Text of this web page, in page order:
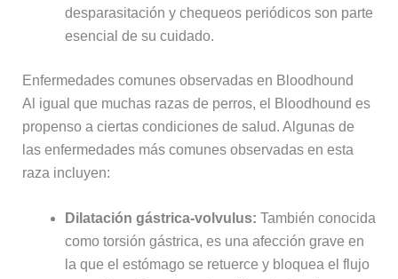
desparasitación y chequeos periódicos son parte
esencial de su cuidado.
Enfermedades comunes observadas en Bloodhound
Al igual que muchas razas de perros, el Bloodhound es
propenso a ciertas condiciones de salud. Algunas de
las enfermedades más comunes observadas en esta
raza incluyen:
Dilatación gástrica-volvulus: También conocida
como torsión gástrica, es una afección grave en
la que el estómago se retuerce y bloquea el flujo